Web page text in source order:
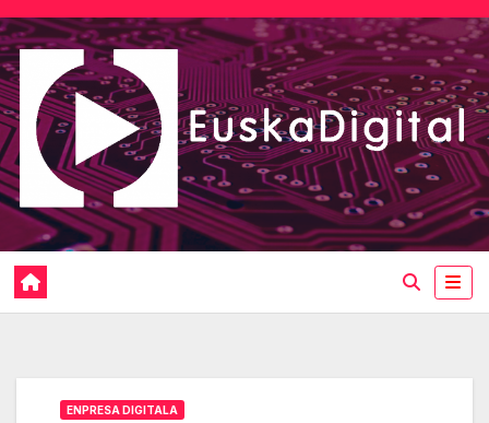
Saltar
al
contenido
ENPRESA DIGITALA